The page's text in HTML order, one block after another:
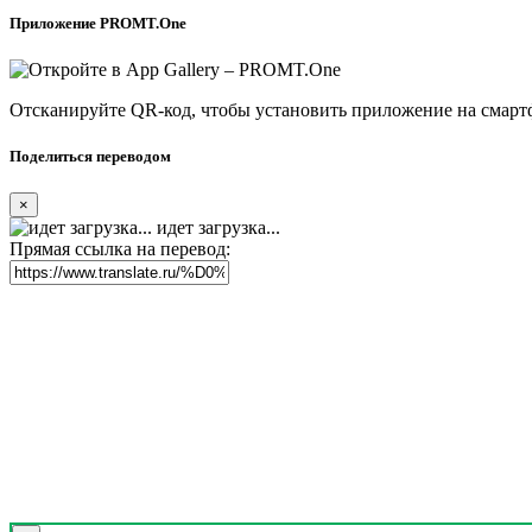
Приложение PROMT.One
Отсканируйте QR-код, чтобы установить приложение на
Поделиться переводом
×
идет загрузка...
Прямая ссылка на перевод: